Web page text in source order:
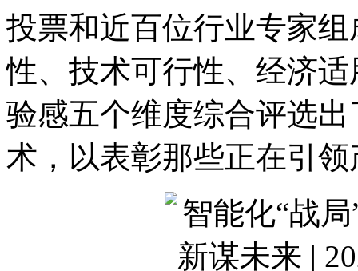
投票和近百位行业专家
性、技术可行性、经济
验感五个维度综合评选
术，以表彰那些正在引